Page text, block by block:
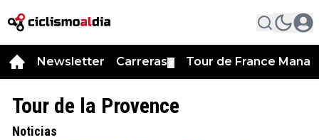
Newsletter Carreras Tour de France
Tour de la Provence
Noticias